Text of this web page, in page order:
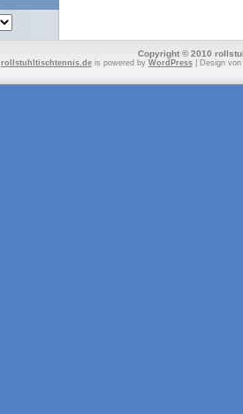
Copyright © 2010
rollstuhltischtennis.deis powered by WordPress| Design von